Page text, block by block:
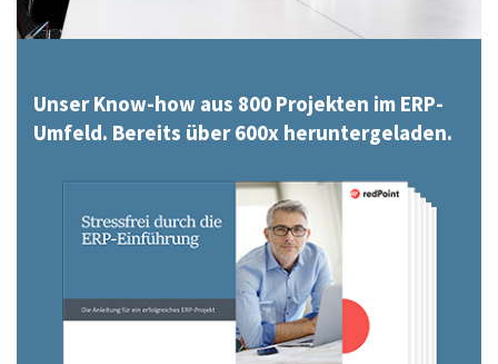
Unser Know-how aus 800 Projekten im ERP-
Umfeld. Bereits über 600x heruntergeladen.